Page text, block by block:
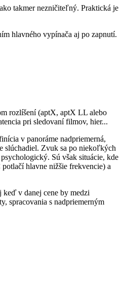
takmer nezničiteľný. Praktická je
hlavného vypínača aj po zapnutí.
rozlíšení (aptX, aptX LL alebo
pri sledovaní filmov, hier...
v panoráme nadpriemerná,
slúchadiel. Zvuk sa po niekoľkých
Sú však situácie, kde
hlavne nižšie frekvencie) a
v danej cene by medzi
spracovania s nadpriemerným